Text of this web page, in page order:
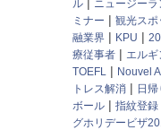
ル
ニュージー
ミナー | 観光スポ
融業界 | KPU |
療従事者 | エル
TOEFL | Nouvel
トレス解消 | 日
ボール | 指紋登録
グホリデービザ